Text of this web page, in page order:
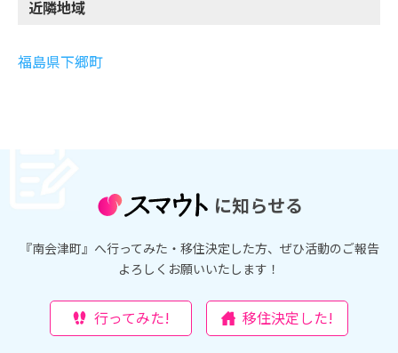
近隣地域
福島県下郷町
に知らせる
『南会津町』へ行ってみた・移住決定した方、ぜひ活動のご報告
よろしくお願いいたします！
行ってみた! 移住決定した!